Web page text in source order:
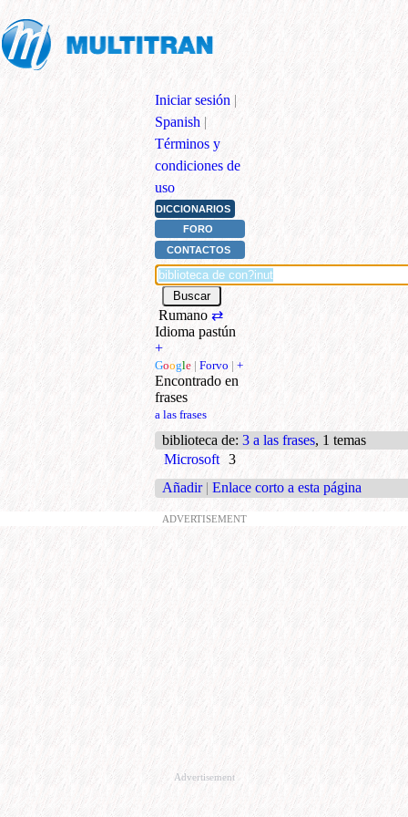
Iniciar sesión |
Spanish |
Términos y
condiciones de
uso
DICCIONARIOS
FORO
CONTACTOS
Rumano ⇄
Idioma pastún
+
Google | Forvo | +
Encontrado en
frases
a las frases
biblioteca de: 3 a las frases, 1 temas
Microsoft 3
Añadir | Enlace corto a esta página
ADVERTISEMENT
Advertisement